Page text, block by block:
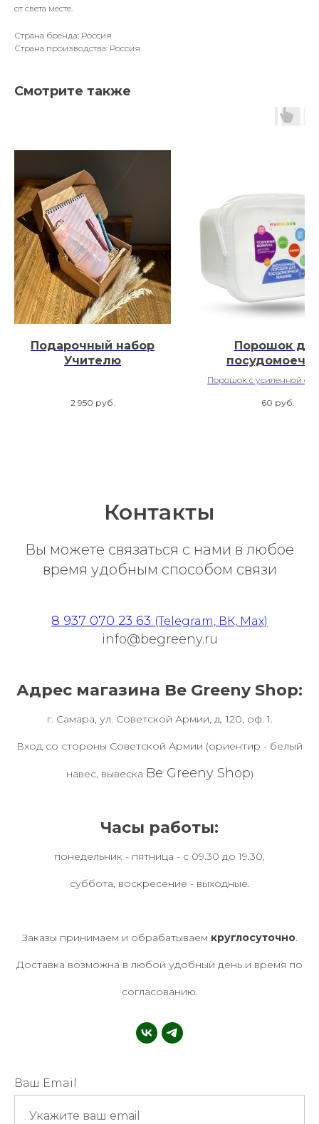
от света месте.
Страна бренда: Россия
Страна производства: Россия
Смотрите также
Подарочный набор
Учителю
2 950 руб.
Порошок
машины
Порошок с усиленной
Freshbubble
60 руб.
Контакты
Вы можете связаться с нами в любое
время удобным способом связи
8 937 070 23 63 (Telegram, ВК, Max)
info@begreeny.ru
Адрес магазина Be Greeny Shop:
г. Самара, ул. Советской Армии, д. 120, оф. 1.
Вход со стороны Советской Армии (ориентир - белый
навес, вывеска Be Greeny Shop)
Часы работы:
понедельник - пятница - с 09.30 до 19.30,
суббота, воскресение - выходные.
Заказы принимаем и обрабатываем круглосуточно.
Доставка возможна в любой удобный день и время по
согласованию.
Ваш Email